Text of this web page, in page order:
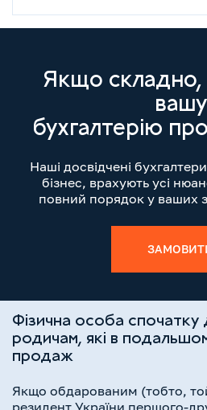
Якщо складно,
вашу
бухгалтерію
Наші досвідчені
бізнес, врахують усі
повний порядок у ваших
Фізична особа спочатку
родичам, які в
продаж
Якщо обдарованим (тобто,